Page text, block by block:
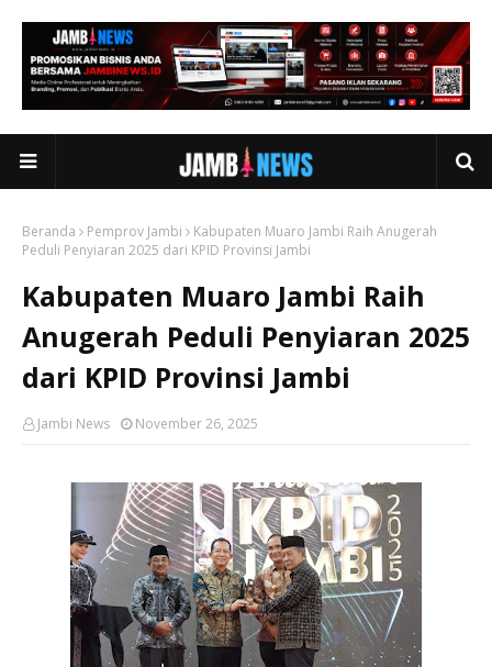
Beranda Pemprov Jambi
Kabupaten Muaro Jambi Raih Anugerah
Peduli Penyiaran 2025 dari KPID Provinsi Jambi
Kabupaten Muaro Jambi Raih
Anugerah Peduli Penyiaran 2025
dari KPID Provinsi Jambi
Jambi News November 26, 2025